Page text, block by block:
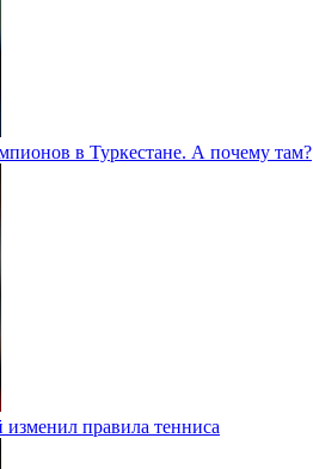
в Туркестане. А почему там?
правила тенниса